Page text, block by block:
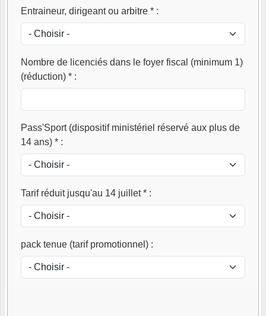
Entraineur, dirigeant ou arbitre * :
Nombre de licenciés dans le foyer fiscal (minimum 1)
(réduction) * :
Pass'Sport (dispositif ministériel réservé aux plus de
14 ans) * :
Tarif réduit jusqu'au 14 juillet * :
pack tenue (tarif promotionnel) :